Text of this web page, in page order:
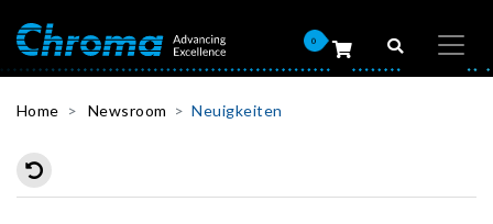
0
Home Newsroom Neuigkeiten